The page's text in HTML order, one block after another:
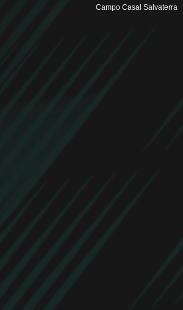
Campo Casal Salvaterra